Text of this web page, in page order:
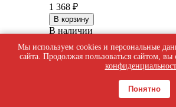
1 368 ₽
В корзину
В наличии
Одеяло холофайбер 2,0сп.
Мы используем cookies и персональные
сайта. Продолжая пользоваться сайтом, вы
Понятно